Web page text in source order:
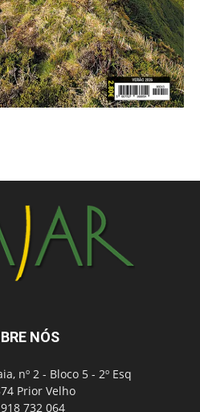
NÓS
nº 2 - Bloco 5 - 2º Esq
Prior Velho
732 064